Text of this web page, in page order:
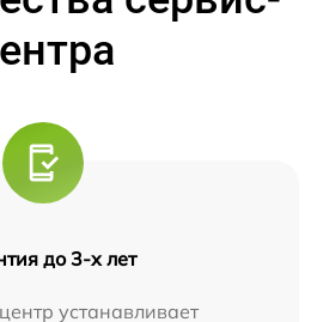
до 3-х лет
устанавливает